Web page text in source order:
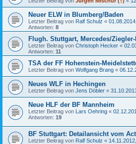
Neuer ELW in Blumberg/Baden
Letzter Beitrag von Ralf Schulz «
Antworten: 8
Flugh. Stuttgart, Mercedes/Ziegler-
Letzter Beitrag von Christoph Hecker «
Antworten: 11
TSA der FF Hohenstein-
Letzter Beitrag von Wolfgang Brang «
Neues WLF in Hechingen
Letzter Beitrag von Jens Döbler «
Neue HLF der BF Mannheim
Letzter Beitrag von Lars Oehring «
Antworten: 19
BF Stuttgart: Detailansicht vom
Letzter Beitrag von Ralf Schulz «